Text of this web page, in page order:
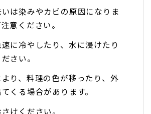
は染みやカビの原因になりま
意ください。
に冷やしたり、水に浸けたり
さい。
り、料理の色が移ったり、外
くる場合があります。
けください。